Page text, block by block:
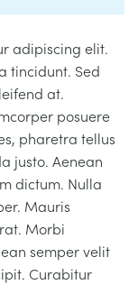
adipiscing elit.
tincidunt. Sed
at.
posuere
pharetra tellus
justo. Aenean
dictum. Nulla
Mauris
Morbi
semper velit
Curabitur